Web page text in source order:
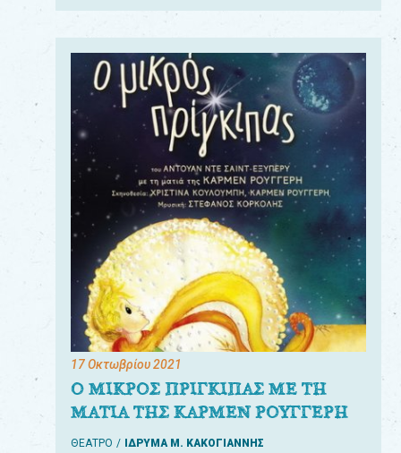
17 Οκτωβρίου 2021
Ο ΜΙΚΡΟΣ ΠΡΙΓΚΙΠΑΣ ΜΕ ΤΗ
ΜΑΤΙΑ ΤΗΣ ΚΑΡΜΕΝ ΡΟΥΓΓΕΡΗ
ΘΕΑΤΡΟ ΙΔΡΥΜΑ Μ. ΚΑΚΟΓΙΑΝΝΗΣ